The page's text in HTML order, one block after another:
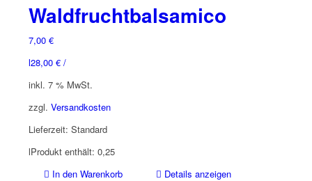
Waldfruchtbalsamico
7,00 €
28,00 €/
l
inkl. 7 % MwSt.
zzgl. Versandkosten
Lieferzeit: Standard
Produkt enthält: 0,25
l
In den Warenkorb
Details anzeigen